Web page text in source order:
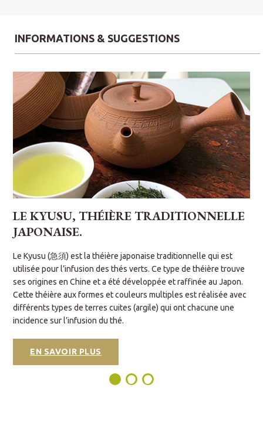
GABA)
élevé que dans un thé vert pur.
Effet apaisant :La torréfaction du riz libère des arômes qui
agissent sur le système nerveux pour réduire le stress.
GABA naturel :
Le riz brun (Genmai) est une source
naturelle de GABA, un acide aminé qui favorise la relaxation
et aide à réguler l'anxiété.
Un soutien métabolique (polyphénols)
Le Sencha utilisé comme base dans notre Fugen reste riche en
cellulaire tout en offrant un léger boost d'énergie stable,
sans l'effet "pic" du café.
POURQUOI LE GENMAICHA FUGEN EST-IL
SUPÉRIEUR ?
Si le Genmaicha est un thé du quotidien, notre versionFugen
est une version "gastronomique" :
Le riz Kirara d'Hokkaidô :
la variétéKirara conserve une structure parfaite après
cette liqueur sans aucun dépôt.
INFORMATIONS & SUGGESTIONS
LE KYUSU, THÉIÈRE TRADITIONNELLE
JAPONAISE.
Le Kyusu (急須) est la théière japonaise traditionnelle qui est
utilisée pour l’infusion des thés verts. Ce type de théière trouve
ses origines en Chine et a été développée et raffinée au Japon.
Cette théière aux formes et couleurs multiples est réalisée avec
différents types de terres cuites (argile) qui ont chacune une
incidence sur l’infusion du thé.
EN SAVOIR PLUS